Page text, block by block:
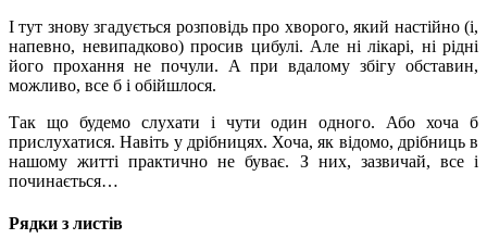
І тут знову згадується розповідь про хворого, який настійно (і,
напевно, невипадково) просив цибулі. Але ні лікарі, ні рідні
його прохання не почули. А при вдалому збігу обставин,
можливо, все б і обійшлося.
Так що будемо слухати і чути один одного. Або хоча б
прислухатися. Навіть у дрібницях. Хоча, як відомо, дрібниць в
нашому житті практично не буває. З них, зазвичай, все і
починається…
Рядки з листів